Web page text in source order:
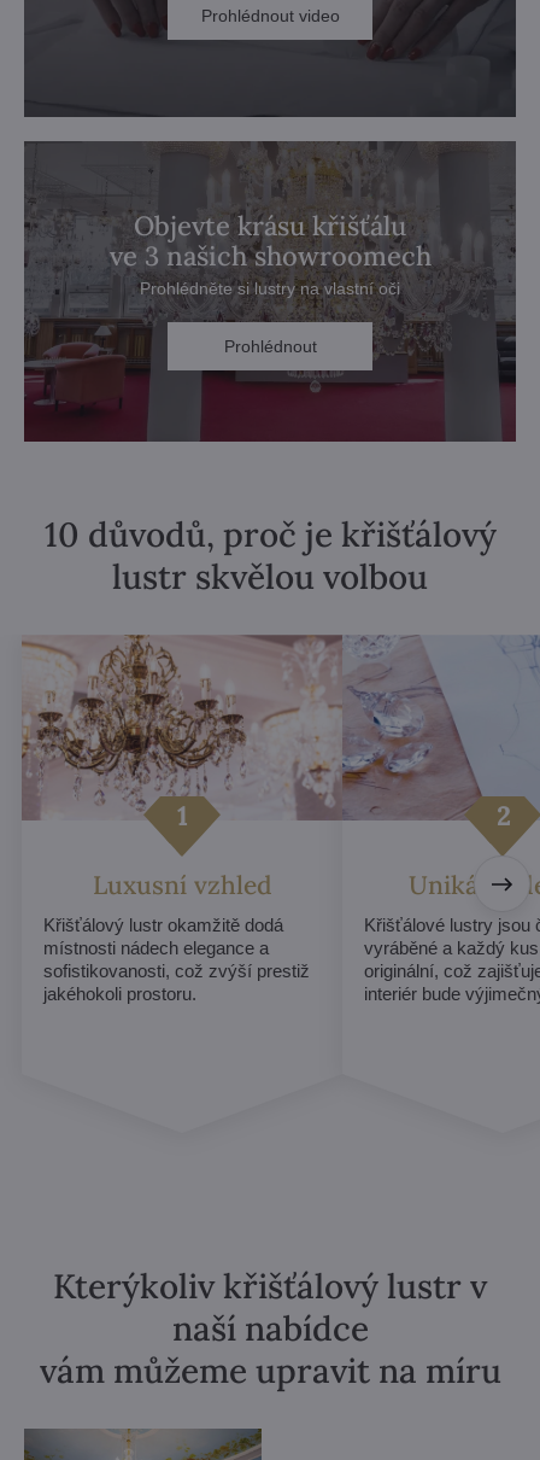
Prohlédnout video
Objevte krásu křišťálu
ve 3 našich showroomech
Prohlédněte si lustry na vlastní oči
Prohlédnout
10 důvodů, proč je křišťálový
lustr skvělou volbou
Luxusní vzhled
Křišťálový lustr okamžitě dodá
místnosti nádech elegance a
sofistikovanosti, což zvýší prestiž
jakéhokoli prostoru.
Unikátní
Křišťálové lustry jsou
vyráběné a každý
originální, což
interiér bude
Kterýkoliv křišťálový lustr v
naší nabídce
vám můžeme upravit na míru